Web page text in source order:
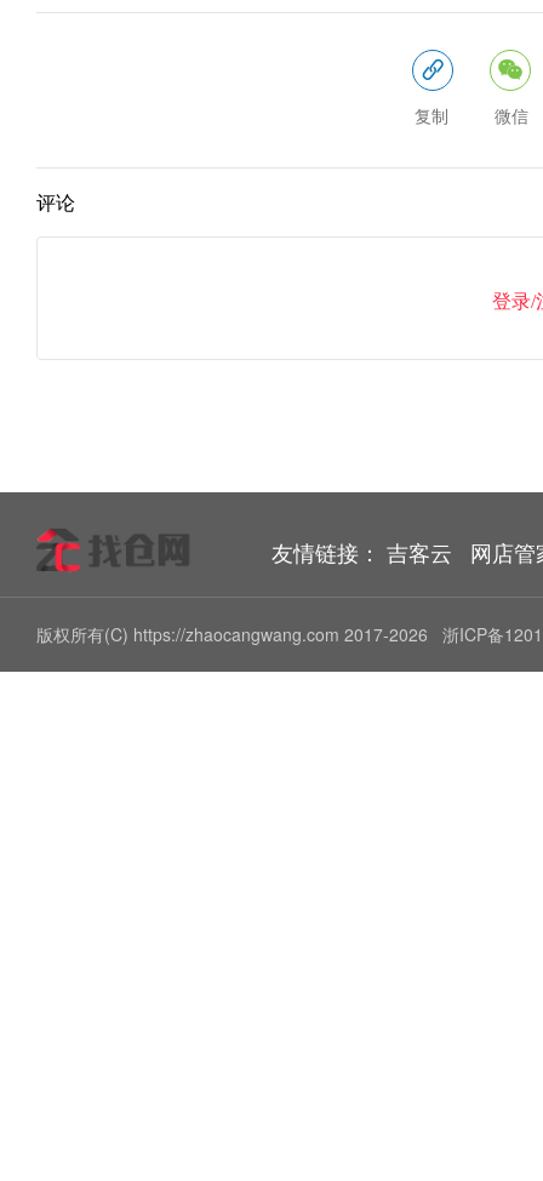
复制 微信
评论
登录/
友情链接： 吉客云 网店管
版权所有(C) https://zhaocangwang.com 2017-2026 浙ICP备